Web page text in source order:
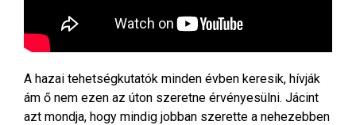
A hazai tehetségkutatók minden évben keresik, hívják
ám ő nem ezen az úton szeretne érvényesülni. Jácint
azt mondja, hogy mindig jobban szerette a nehezebben